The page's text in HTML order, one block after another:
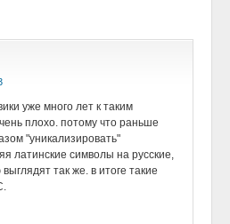
уже много лет к таким
плохо. потому что раньше
"уникализировать"
латинские символы на русские,
так же. в итоге такие